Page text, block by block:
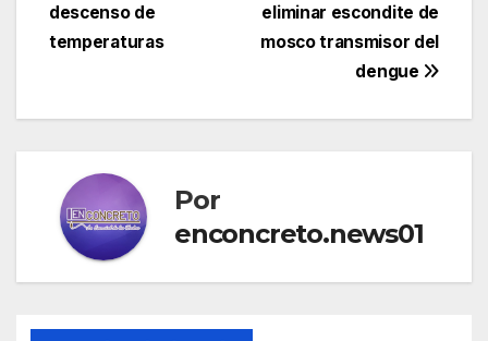
eliminar escondite de
mosco transmisor del
dengue
descenso de
temperaturas
Por
enconcreto.news01